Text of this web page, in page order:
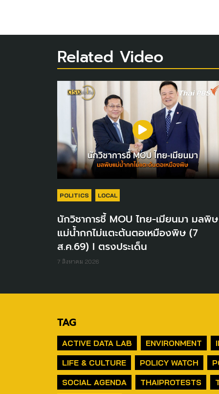
Related Video
POLITICS LOCAL
นักวิชาการชี้ MOU ไทย-เมียนมา มลพิษ
แม่น้ำกกไม่แตะต้นตอเหมืองพิษ (7
ส.ค.69) I ตรงประเด็น
7 สิงหาคม 2026
TAG
ACTIVE DATA LAB ENVIRONMENT
LIFE & CULTURE
POLICY WATCH
SOCIAL AGENDA
THAIPROTESTS